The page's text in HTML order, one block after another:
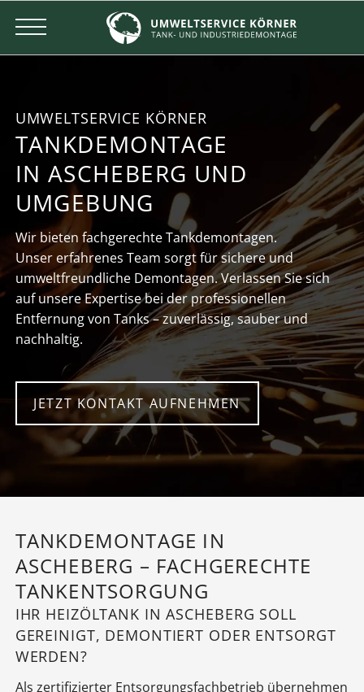
UMWELTSERVICE KÖRNER
TANKDEMONTAGE
IN ASCHEBERG UND
UMGEBUNG
Wir bieten fachgerechte Tankdemontagen.
Unser erfahrenes Team sorgt für sichere und
umweltfreundliche Demontagen. Verlassen Sie sich
auf unsere Expertise bei der professionellen
Entfernung von Tanks – zuverlässig, sauber und
nachhaltig.
JETZT KONTAKT AUFNEHMEN
TANKDEMONTAGE IN
ASCHEBERG – FACHGERECHTE
TANKENTSORGUNG
IHR HEIZÖLTANK IN ASCHEBERG SOLL
GEREINIGT, DEMONTIERT ODER ENTSORGT
WERDEN?
Als zertifizierter Entsorgungsfachbetrieb übernehmen